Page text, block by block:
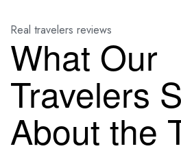
Real travelers reviews
What Our
Travelers
About the